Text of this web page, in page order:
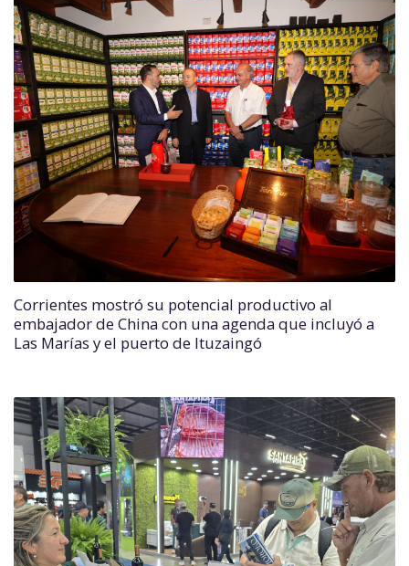
Corrientes mostró su potencial productivo al
embajador de China con una agenda que incluyó a
Las Marías y el puerto de Ituzaingó